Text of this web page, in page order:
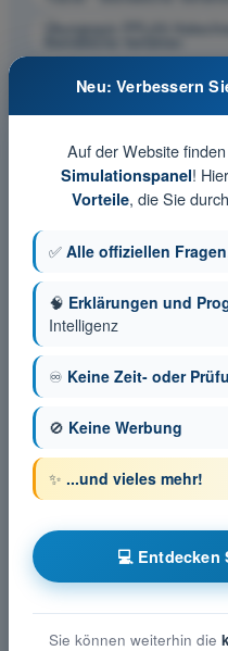
Übungsquiz PPL(H)
Betriebliche Verfahren
Neu: Verbessern
Auf der Website
Simulationspanel!
Vorteile, die Sie
✅ Alle offiziellen Fragen
🧠 Erklärungen und
Intelligenz
♾️ Keine Zeit- oder
🚫 Keine Werbung
✨ ...und vieles mehr!
💻 Entdecken
Sie können weiterhin die